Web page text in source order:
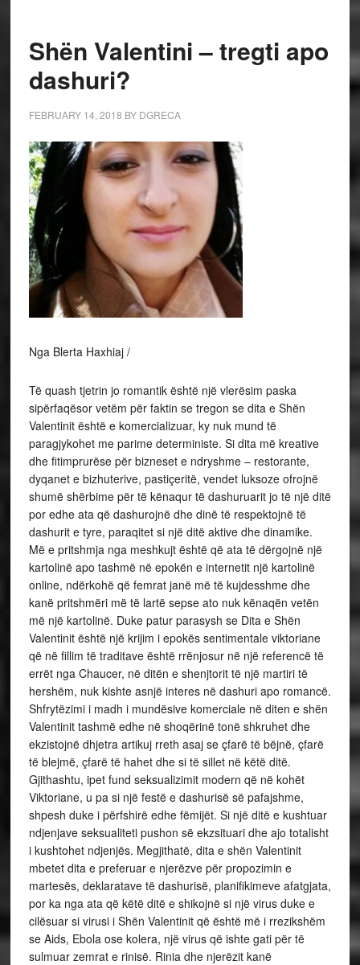
Shën Valentini – tregti apo
dashuri?
FEBRUARY 14, 2018 BY DGRECA
Nga Blerta Haxhiaj /
Të quash tjetrin jo romantik është një vlerësim paska
sipërfaqësor vetëm për faktin se tregon se dita e Shën
Valentinit është e komercializuar, ky nuk mund të
paragjykohet me parime deterministe. Si dita më kreative
dhe fitimprurëse për bizneset e ndryshme – restorante,
dyqanet e bizhuterive, pastiçeritë, vendet luksoze ofrojnë
shumë shërbime për të kënaqur të dashuruarit jo të një ditë
por edhe ata që dashurojnë dhe dinë të respektojnë të
dashurit e tyre, paraqitet si një ditë aktive dhe dinamike.
Më e pritshmja nga meshkujt është që ata të dërgojnë një
kartolinë apo tashmë në epokën e internetit një kartolinë
online, ndërkohë që femrat janë më të kujdesshme dhe
kanë pritshmëri më të lartë sepse ato nuk kënaqën vetën
më një kartolinë. Duke patur parasysh se Dita e Shën
Valentinit është një krijim i epokës sentimentale viktoriane
që në fillim të traditave është rrënjosur në një referencë të
errët nga Chaucer, në ditën e shenjtorit të një martiri të
hershëm, nuk kishte asnjë interes në dashuri apo romancë.
Shfrytëzimi i madh i mundësive komerciale në diten e shën
Valentinit tashmë edhe në shoqërinë tonë shkruhet dhe
ekzistojnë dhjetra artikuj rreth asaj se çfarë të bëjnë, çfarë
të blejmë, çfarë të hahet dhe si të sillet në këtë ditë.
Gjithashtu, ipet fund seksualizimit modern që në kohët
Viktoriane, u pa si një festë e dashurisë së pafajshme,
shpesh duke i përfshirë edhe fëmijët. Si një ditë e kushtuar
ndjenjave seksualiteti pushon së ekzsituari dhe ajo totalisht
i kushtohet ndjenjës. Megjithatë, dita e shën Valentinit
mbetet dita e preferuar e njerëzve për propozimin e
martesës, deklaratave të dashurisë, planifikimeve afatgjata,
por ka nga ata që këtë ditë e shikojnë si një virus duke e
cilësuar si virusi i Shën Valentinit që është më i rrezikshëm
se Aids, Ebola ose kolera, një virus që ishte gati për të
sulmuar zemrat e rinisë. Rinia dhe njerëzit kanë